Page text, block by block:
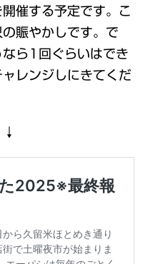
催する予定です。こ
賑やかしです。で
ら1回ぐらいはでき
レンジしにきてくだ